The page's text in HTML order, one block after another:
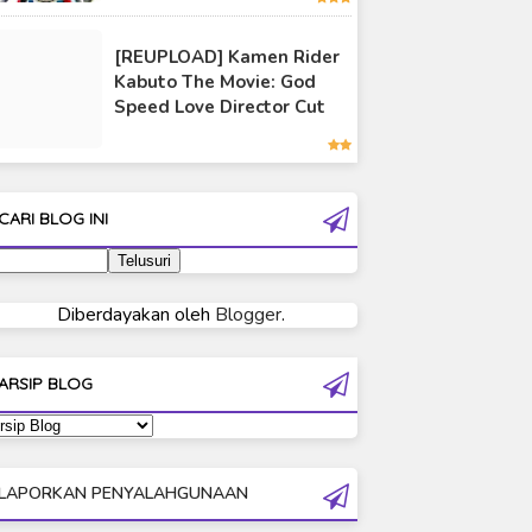
Ultraman Cosmos
Ultraman Decker
Ultraman Gaia
Ultraman Ginga
Ultraman Ginga S
Ultraman Neos
Ultraman Orb Origin Saga
Ultraman R/B
Ultraman Taiga
[REUPLOAD] Kamen Rider
Kabuto The Movie: God
Speed Love Director Cut
BLOG INI
Diberdayakan oleh Blogger.
BLOG
PENYALAHGUNAAN